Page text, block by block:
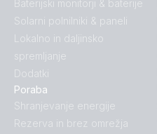
Baterijski monitorji & baterije
Solarni polnilniki & paneli
Lokalno in daljinsko
spremljanje
Dodatki
Poraba
Shranjevanje energije
Rezerva in brez omrežja